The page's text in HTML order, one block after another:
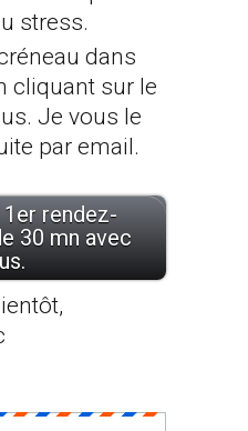
stress.
dans
cliquant sur le
Je vous le
par email.
rendez-
30 mn avec